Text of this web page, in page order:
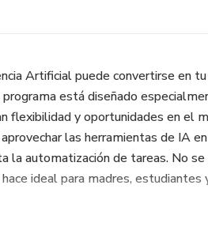
Artificial puede convertirse en
está diseñado
flexibilidad y oportunidades en el
las herramientas de IA
la automatización de tareas. No
ideal para madres, estudiantes